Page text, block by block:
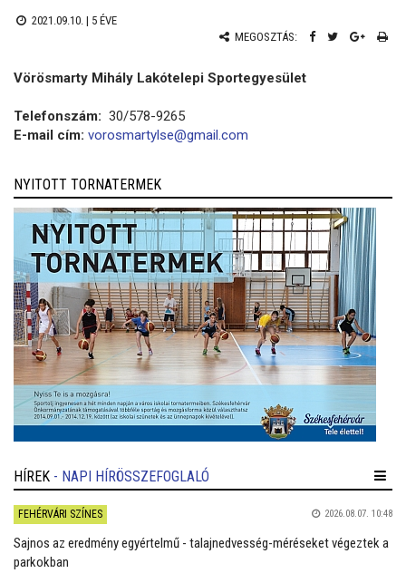
2021.09.10. | 5 ÉVE
MEGOSZTÁS:
Vörösmarty Mihály Lakótelepi Sportegyesület
Telefonszám: 30/578-9265
E-mail cím: vorosmartylse@gmail.com
NYITOTT TORNATERMEK
HÍREK - NAPI HÍRÖSSZEFOGLALÓ
FEHÉRVÁRI SZÍNES 2026.08.07. 10:48
Sajnos az eredmény egyértelmű - talajnedvesség-méréseket végeztek a
parkokban